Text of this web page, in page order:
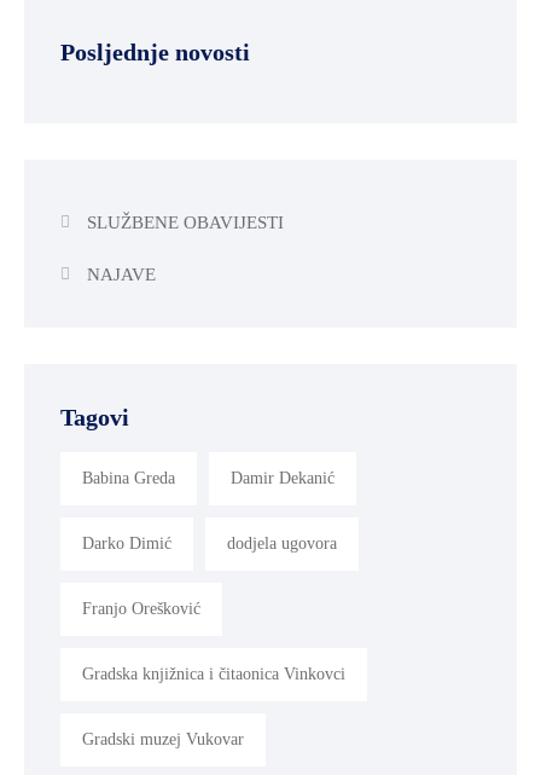
Posljednje novosti
SLUŽBENE OBAVIJESTI
NAJAVE
Tagovi
Babina Greda Damir Dekanić
Darko Dimić dodjela ugovora
Franjo Orešković
Gradska knjižnica i čitaonica Vinkovci
Gradski muzej Vukovar